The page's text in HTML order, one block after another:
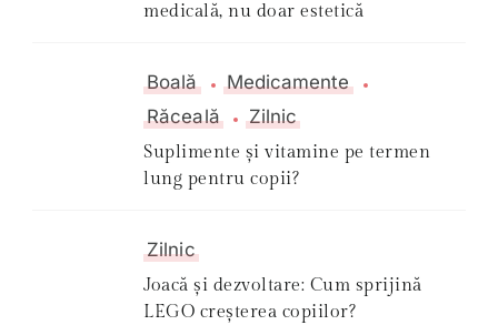
medicală, nu doar estetică
Boală
Medicamente
Răceală
Zilnic
Suplimente și vitamine pe termen
lung pentru copii?
Zilnic
Joacă și dezvoltare: Cum sprijină
LEGO creșterea copiilor?